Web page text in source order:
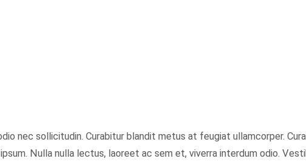
nec sollicitudin. Curabitur blandit metus at feugiat ullamcorper.
Nulla nulla lectus, laoreet ac sem et, viverra interdum odio.